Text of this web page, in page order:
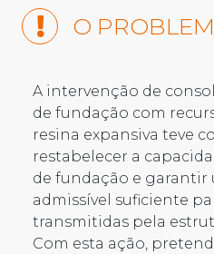
O
A intervenção de
de fundação com
resina expansiva teve
restabelecer a
de fundação e garantir
admissível suficiente
transmitidas pela
Com esta ação,